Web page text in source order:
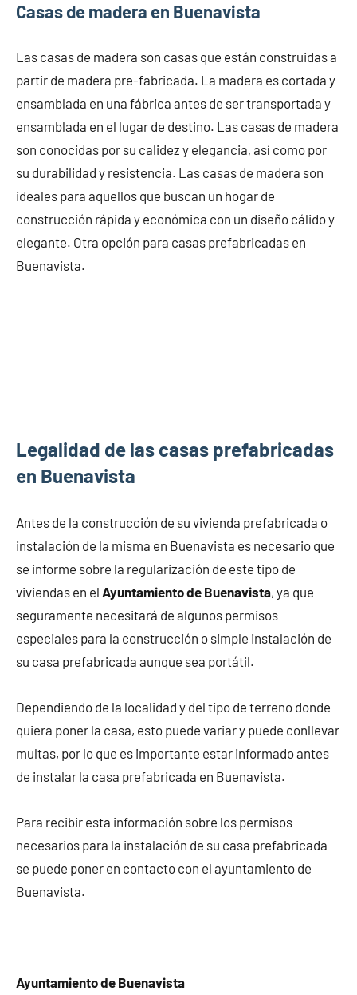
Casas de madera en Buenavista
Las casas de madera son casas que están construidas a
partir de madera pre-fabricada. La madera es cortada y
ensamblada en una fábrica antes de ser transportada y
ensamblada en el lugar de destino. Las casas de madera
son conocidas por su calidez y elegancia, así como por
su durabilidad y resistencia. Las casas de madera son
ideales para aquellos que buscan un hogar de
construcción rápida y económica con un diseño cálido y
elegante. Otra opción para casas prefabricadas en
Buenavista.
Legalidad de las casas prefabricadas
en Buenavista
Antes de la construcción de su vivienda prefabricada o
instalación de la misma en Buenavista es necesario que
se informe sobre la regularización de este tipo de
viviendas en el Ayuntamiento de Buenavista, ya que
seguramente necesitará de algunos permisos
especiales para la construcción o simple instalación de
su casa prefabricada aunque sea portátil.
Dependiendo de la localidad y del tipo de terreno donde
quiera poner la casa, esto puede variar y puede conllevar
multas, por lo que es importante estar informado antes
de instalar la casa prefabricada en Buenavista.
Para recibir esta información sobre los permisos
necesarios para la instalación de su casa prefabricada
se puede poner en contacto con el ayuntamiento de
Buenavista.
Ayuntamiento de Buenavista